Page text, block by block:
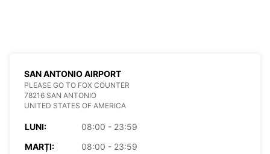
SAN ANTONIO AIRPORT
PLEASE GO TO FOX COUNTER
78216 SAN ANTONIO
UNITED STATES OF AMERICA
LUNI:
08:00 - 23:59
MARȚI:
08:00 - 23:59